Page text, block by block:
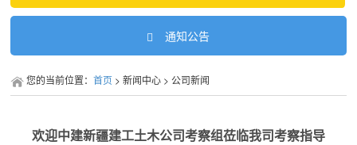
通知公告
您的当前位置：首页 > 新闻中心 > 公司新闻
欢迎中建新疆建工土木公司考察组莅临我司考察指导